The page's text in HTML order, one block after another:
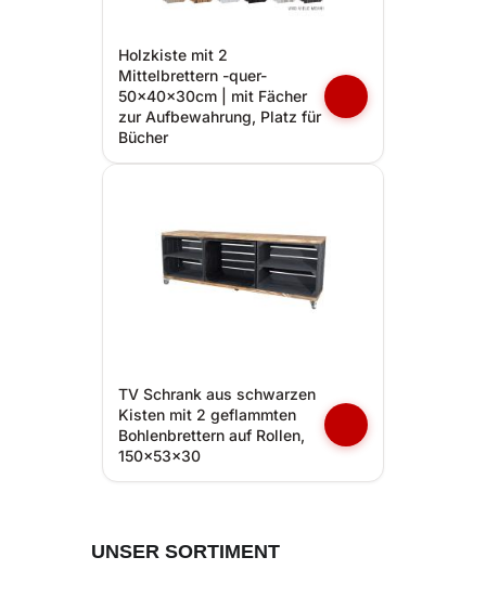
Holzkiste mit 2
Mittelbrettern -quer-
50x40x30cm | mit Fächer
zur Aufbewahrung, Platz für
Bücher
TV Schrank aus schwarzen
Kisten mit 2 geflammten
Bohlenbrettern auf Rollen,
150x53x30
UNSER SORTIMENT